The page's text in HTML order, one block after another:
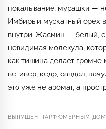
покалывание, мурашки —
Имбирь и мускатный орех
внутри. Жасмин — белый,
невидимая молекула,
как тишина делает громче
ветивер, кедр, сандал,
это уже не аромат, а
ВЫПУЩЕН ПАРФЮМЕРНЫМ ДОМОМ